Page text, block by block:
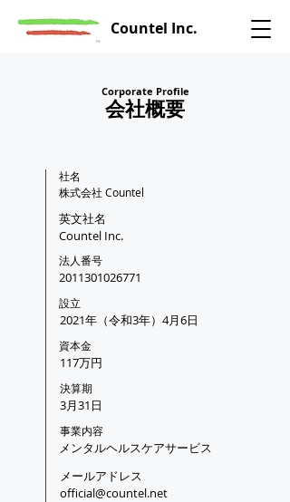
Countel Inc.
Corporate Profile
​会社概要
社名
株式会社 Countel
英文社名
Countel Inc.
​法人番号
2011301026771
設立
2021年（令和3年）4月6日
資本金
117万円
決算期
3月31日
事業内容
メンタルヘルスケアサービス
メールアドレス
official@countel.net